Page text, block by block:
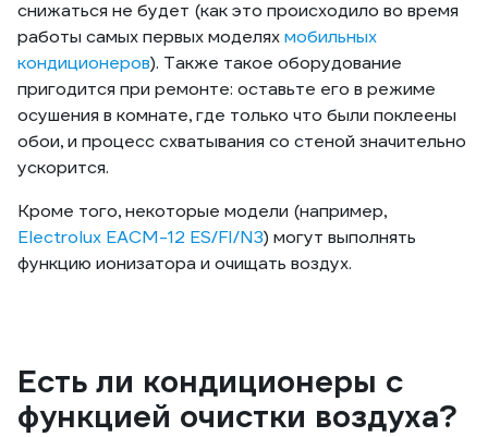
снижаться не будет (как это происходило во время
работы самых первых моделяхмобильных
кондиционеров). Также такое оборудование
пригодится при ремонте: оставьте его в режиме
осушения в комнате, где только что были поклеены
обои, и процесс схватывания со стеной значительно
ускорится.
Кроме того, некоторые модели (например,
Electrolux EACM-12 ES/FI/N3) могут выполнять
функцию ионизатора и очищать воздух.
Есть ли кондиционеры с
функцией очистки воздуха?